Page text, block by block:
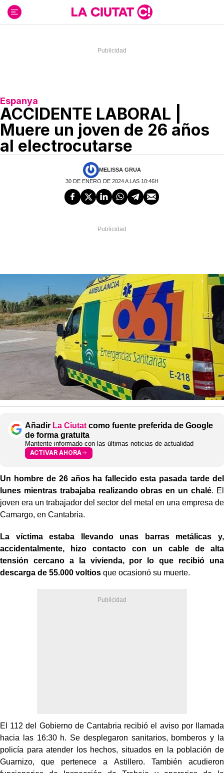
contenido
Espanya
ACCIDENTE LABORAL |
Muere un joven de 26 años
al electrocutarse
MELISSA GRUA
30 DE ENERO DE 2024 A LAS 10:46H
Añadir La Ciutat como fuente preferida de Google
de forma gratuita
Mantente informado con las últimas noticias de actualidad
ACTIVAR AHORA
Un hombre de 26 años ha fallecido esta pasada tarde del
lunes mientras trabajaba realizando obras en un chalé. El
joven era un trabajador del sector del metal en una empresa de
Camargo, en Cantabria.
La víctima estaba llevando unas barras metálicas y,
accidentalmente, hizo contacto con un cable de alta
tensión cercano a la vivienda, por lo que recibió una
descarga de 55.000 voltios que ocasionó su muerte.
El 112 del Gobierno de Cantabria recibió el aviso por llamada
hacia las 16:30 h. Se desplegaron sanitarios, bomberos y la
policía para atender los hechos, situados en la población de
Guarnizo, que pertenece a Astillero. También acudieron